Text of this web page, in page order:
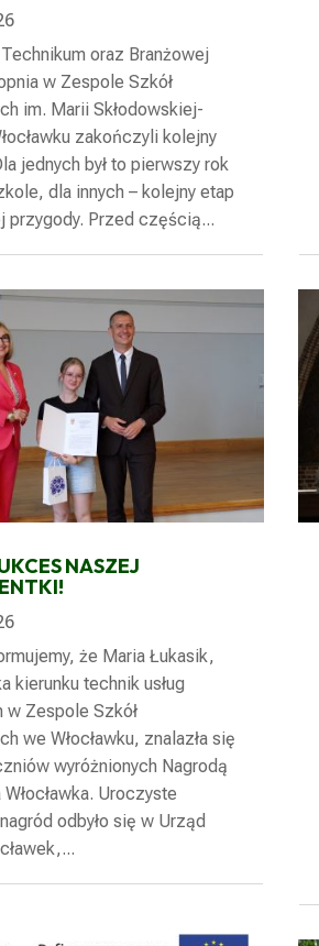
oraz Branżowej
w Zespole Szkół
im. Marii Skłodowskiej-
zakończyli kolejny
jednych był to pierwszy rok
dla innych – kolejny etap
przygody. Przed częścią...
NASZEJ
że Maria Łukasik,
kierunku technik usług
w Zespole Szkół
we Włocławku, znalazła się
wyróżnionych Nagrodą
Uroczyste
odbyło się w Urząd